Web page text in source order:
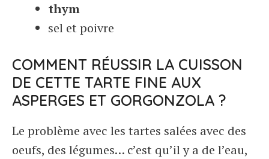
thym
sel et poivre
COMMENT RÉUSSIR LA CUISSON
DE CETTE TARTE FINE AUX
ASPERGES ET GORGONZOLA ?
Le problème avec les tartes salées avec des
oeufs, des légumes… c’est qu’il y a de l’eau,